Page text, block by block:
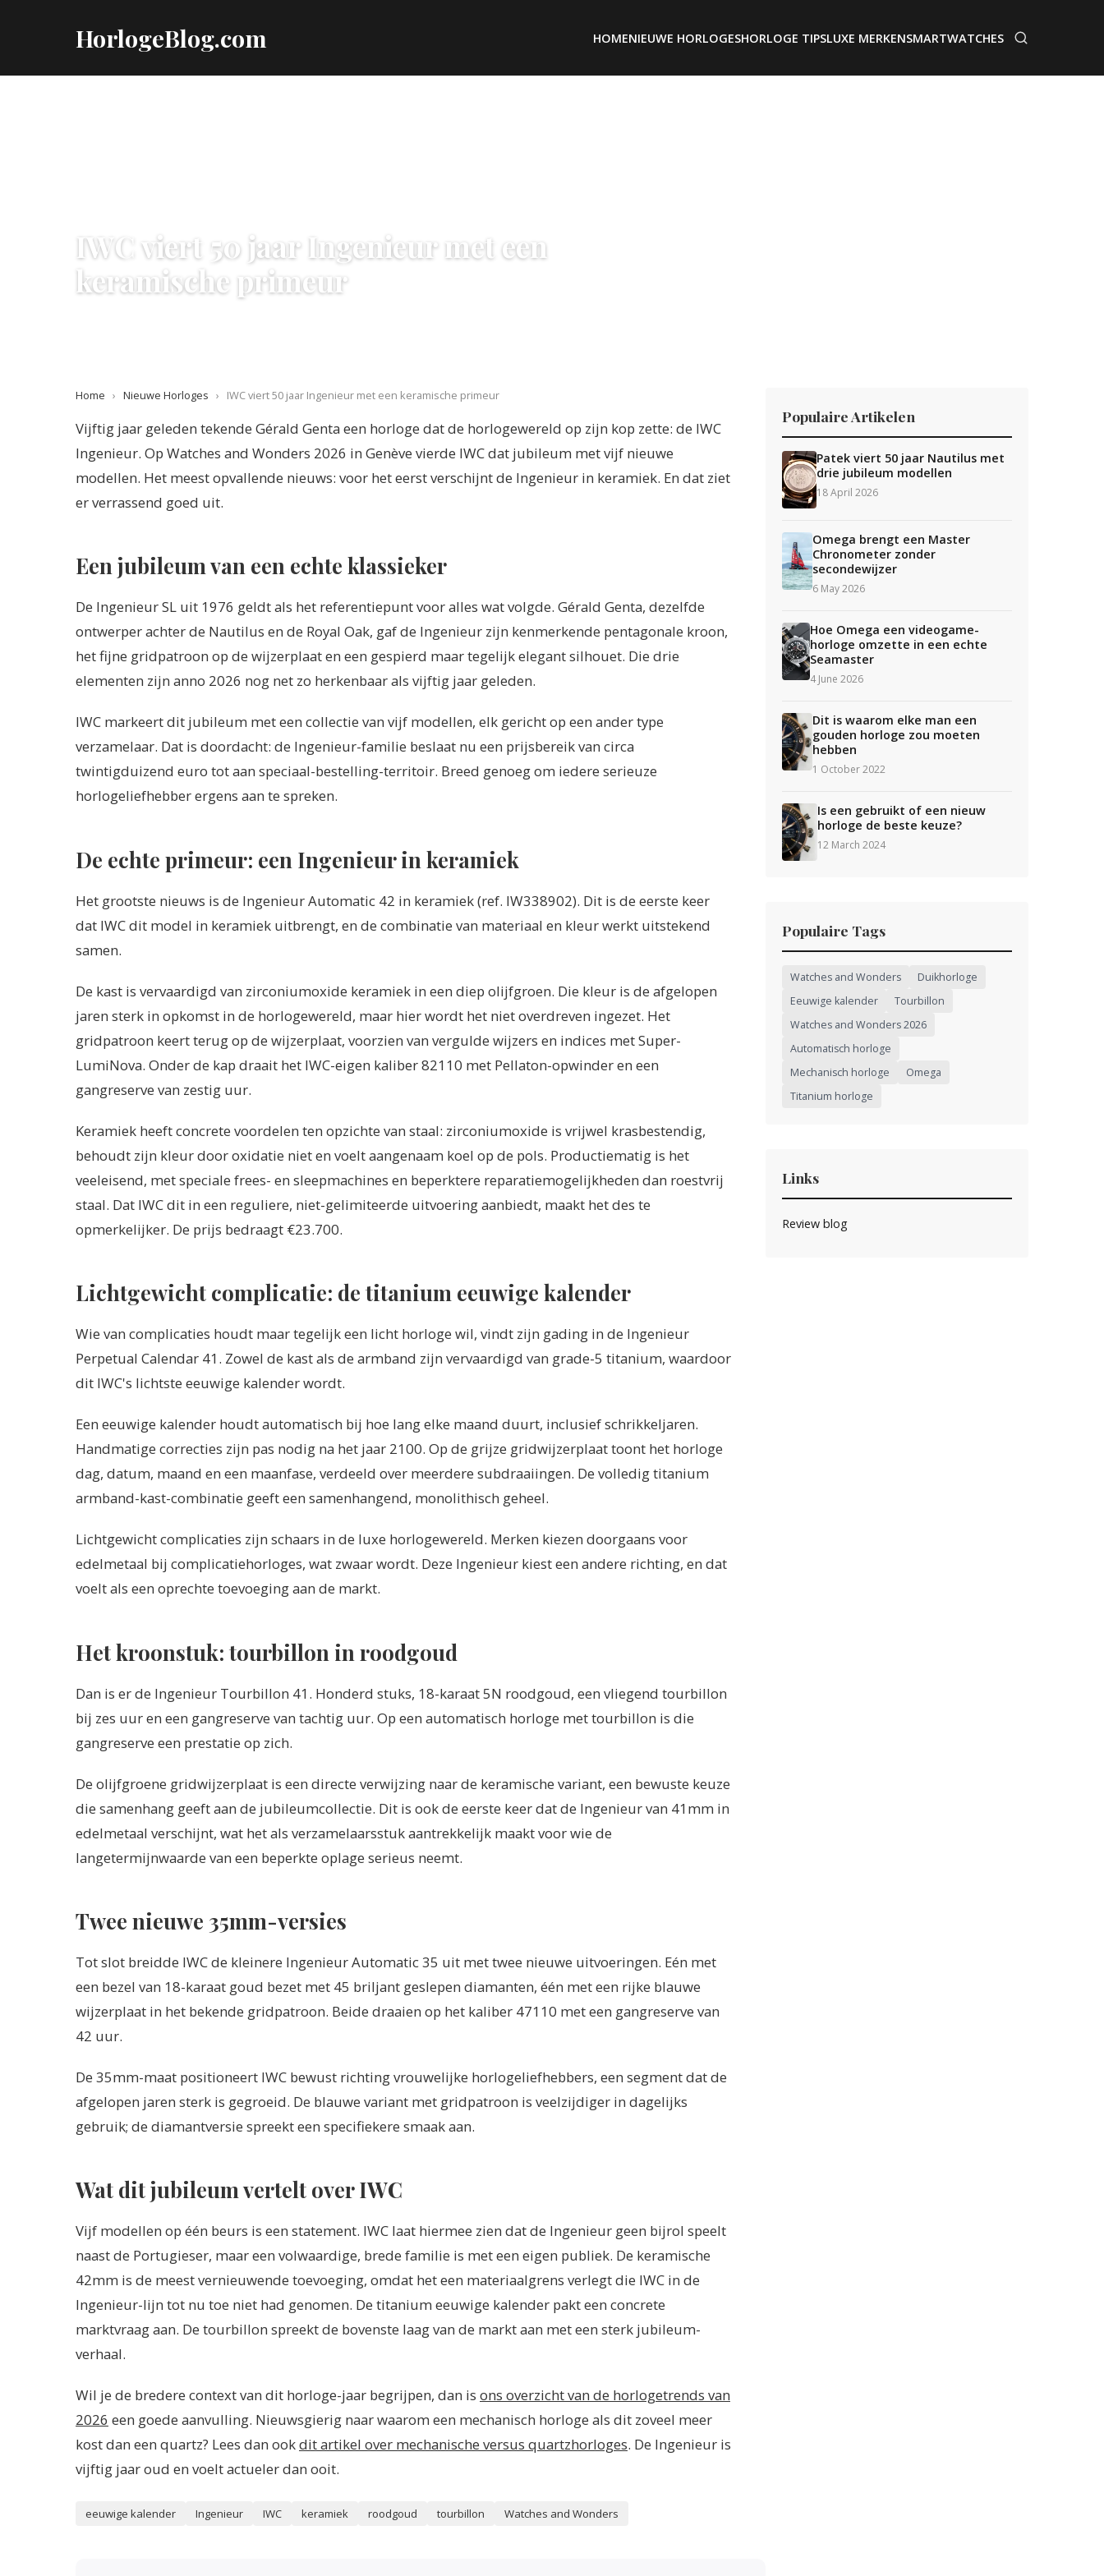
HorlogeBlog.com HOMENIEUWE HORLOGESHORLOGE TIPSLUXE MERKENSMARTWATCHES
IWC viert 50 jaar Ingenieur met een
keramische primeur
Home › Nieuwe Horloges › IWC viert 50 jaar Ingenieur met een keramische primeur
Vijftig jaar geleden tekende Gérald Genta een horloge dat de horlogewereld op zijn kop zette: de IWC
Ingenieur. Op Watches and Wonders 2026 in Genève vierde IWC dat jubileum met vijf nieuwe
modellen. Het meest opvallende nieuws: voor het eerst verschijnt de Ingenieur in keramiek. En dat ziet
er verrassend goed uit.
Een jubileum van een echte klassieker
De Ingenieur SL uit 1976 geldt als het referentiepunt voor alles wat volgde. Gérald Genta, dezelfde
ontwerper achter de Nautilus en de Royal Oak, gaf de Ingenieur zijn kenmerkende pentagonale kroon,
het fijne gridpatroon op de wijzerplaat en een gespierd maar tegelijk elegant silhouet. Die drie
elementen zijn anno 2026 nog net zo herkenbaar als vijftig jaar geleden.
IWC markeert dit jubileum met een collectie van vijf modellen, elk gericht op een ander type
verzamelaar. Dat is doordacht: de Ingenieur-familie beslaat nu een prijsbereik van circa
twintigduizend euro tot aan speciaal-bestelling-territoir. Breed genoeg om iedere serieuze
horlogeliefhebber ergens aan te spreken.
De echte primeur: een Ingenieur in keramiek
Het grootste nieuws is de Ingenieur Automatic 42 in keramiek (ref. IW338902). Dit is de eerste keer
dat IWC dit model in keramiek uitbrengt, en de combinatie van materiaal en kleur werkt uitstekend
samen.
De kast is vervaardigd van zirconiumoxide keramiek in een diep olijfgroen. Die kleur is de afgelopen
jaren sterk in opkomst in de horlogewereld, maar hier wordt het niet overdreven ingezet. Het
gridpatroon keert terug op de wijzerplaat, voorzien van vergulde wijzers en indices met Super-
LumiNova. Onder de kap draait het IWC-eigen kaliber 82110 met Pellaton-opwinder en een
gangreserve van zestig uur.
Keramiek heeft concrete voordelen ten opzichte van staal: zirconiumoxide is vrijwel krasbestendig,
behoudt zijn kleur door oxidatie niet en voelt aangenaam koel op de pols. Productiematig is het
veeleisend, met speciale frees- en sleepmachines en beperktere reparatiemogelijkheden dan roestvrij
staal. Dat IWC dit in een reguliere, niet-gelimiteerde uitvoering aanbiedt, maakt het des te
opmerkelijker. De prijs bedraagt €23.700.
Lichtgewicht complicatie: de titanium eeuwige kalender
Wie van complicaties houdt maar tegelijk een licht horloge wil, vindt zijn gading in de Ingenieur
Perpetual Calendar 41. Zowel de kast als de armband zijn vervaardigd van grade-5 titanium, waardoor
dit IWC's lichtste eeuwige kalender wordt.
Een eeuwige kalender houdt automatisch bij hoe lang elke maand duurt, inclusief schrikkeljaren.
Handmatige correcties zijn pas nodig na het jaar 2100. Op de grijze gridwijzerplaat toont het horloge
dag, datum, maand en een maanfase, verdeeld over meerdere subdraaiingen. De volledig titanium
armband-kast-combinatie geeft een samenhangend, monolithisch geheel.
Lichtgewicht complicaties zijn schaars in de luxe horlogewereld. Merken kiezen doorgaans voor
edelmetaal bij complicatiehorloges, wat zwaar wordt. Deze Ingenieur kiest een andere richting, en dat
voelt als een oprechte toevoeging aan de markt.
Het kroonstuk: tourbillon in roodgoud
Dan is er de Ingenieur Tourbillon 41. Honderd stuks, 18-karaat 5N roodgoud, een vliegend tourbillon
bij zes uur en een gangreserve van tachtig uur. Op een automatisch horloge met tourbillon is die
gangreserve een prestatie op zich.
De olijfgroene gridwijzerplaat is een directe verwijzing naar de keramische variant, een bewuste keuze
die samenhang geeft aan de jubileumcollectie. Dit is ook de eerste keer dat de Ingenieur van 41mm in
edelmetaal verschijnt, wat het als verzamelaarsstuk aantrekkelijk maakt voor wie de
langetermijnwaarde van een beperkte oplage serieus neemt.
Twee nieuwe 35mm-versies
Tot slot breidde IWC de kleinere Ingenieur Automatic 35 uit met twee nieuwe uitvoeringen. Eén met
een bezel van 18-karaat goud bezet met 45 briljant geslepen diamanten, één met een rijke blauwe
wijzerplaat in het bekende gridpatroon. Beide draaien op het kaliber 47110 met een gangreserve van
42 uur.
De 35mm-maat positioneert IWC bewust richting vrouwelijke horlogeliefhebbers, een segment dat de
afgelopen jaren sterk is gegroeid. De blauwe variant met gridpatroon is veelzijdiger in dagelijks
gebruik; de diamantversie spreekt een specifiekere smaak aan.
Wat dit jubileum vertelt over IWC
Vijf modellen op één beurs is een statement. IWC laat hiermee zien dat de Ingenieur geen bijrol speelt
naast de Portugieser, maar een volwaardige, brede familie is met een eigen publiek. De keramische
42mm is de meest vernieuwende toevoeging, omdat het een materiaalgrens verlegt die IWC in de
Ingenieur-lijn tot nu toe niet had genomen. De titanium eeuwige kalender pakt een concrete
marktvraag aan. De tourbillon spreekt de bovenste laag van de markt aan met een sterk jubileum-
verhaal.
Wil je de bredere context van dit horloge-jaar begrijpen, dan is ons overzicht van de horlogetrends van
2026 een goede aanvulling. Nieuwsgierig naar waarom een mechanisch horloge als dit zoveel meer
kost dan een quartz? Lees dan ookdit artikel over mechanische versus quartzhorloges. De Ingenieur is
vijftig jaar oud en voelt actueler dan ooit.
eeuwige kalender Ingenieur IWC keramiek roodgoud tourbillon Watches and Wonders
Populaire Artikelen
Patek viert 50 jaar Nautilus met
drie jubileum modellen
18 April 2026
Omega brengt een Master
Chronometer zonder
secondewijzer
6 May 2026
Hoe Omega een videogame-
horloge omzette in een echte
Seamaster
4 June 2026
Dit is waarom elke man een
gouden horloge zou moeten
hebben
1 October 2022
Is een gebruikt of een nieuw
horloge de beste keuze?
12 March 2024
Populaire Tags
Watches and Wonders
Duikhorloge
Eeuwige kalender
Tourbillon
Watches and Wonders 2026
Automatisch horloge
Mechanisch horloge
Omega
Titanium horloge
Links
Review blog